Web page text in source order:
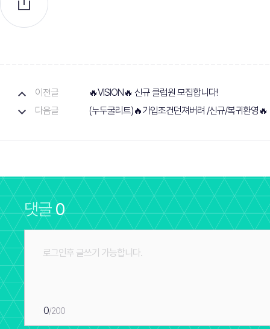
이전글
🔥VISION🔥 신규 클럽원 모집합니다!
다음글
(누두굴리트)🔥가입조건던져버려 /신규/복귀환영🔥
댓글0
0/200